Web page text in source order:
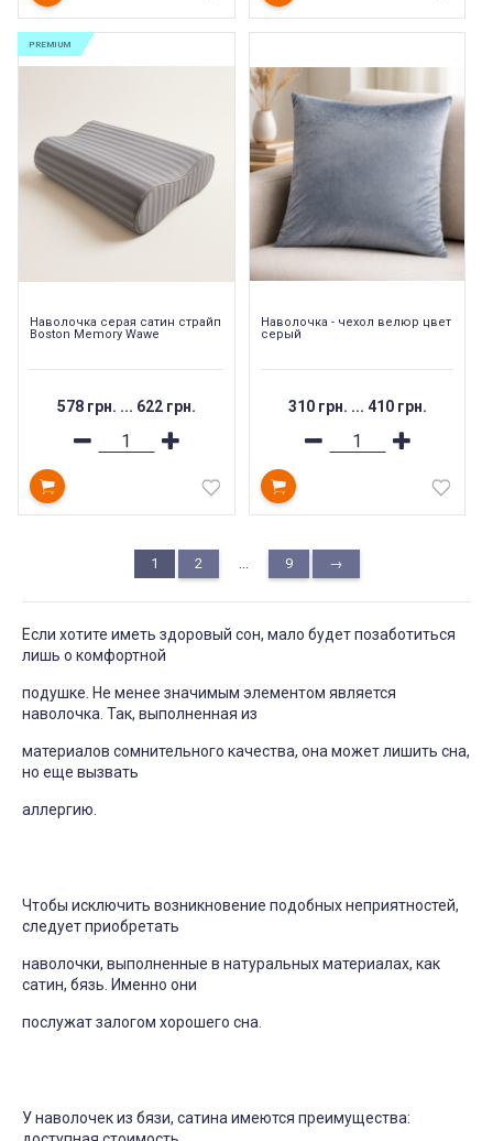
PREMIUM
Наволочка серая сатин страйп
Boston Memory Wawe
578 грн. ... 622 грн.
Наволочка - чехол велюр цвет
серый
310 грн. ... 410 грн.
1 2 ... 9 →
Если хотите иметь здоровый сон, мало будет позаботиться
лишь о комфортной
подушке. Не менее значимым элементом является
наволочка. Так, выполненная из
материалов сомнительного качества, она может лишить сна,
но еще вызвать
аллергию.
Чтобы исключить возникновение подобных неприятностей,
следует приобретать
наволочки, выполненные в натуральных материалах, как
сатин, бязь. Именно они
послужат залогом хорошего сна.
У наволочек из бязи, сатина имеются преимущества: